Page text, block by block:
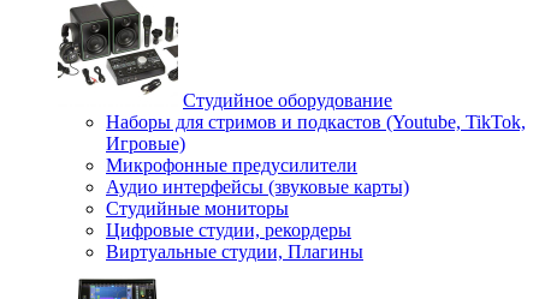
Студийное оборудование
Наборы для стримов и подкастов (Youtube, TikTok,
Игровые)
Микрофонные предусилители
Аудио интерфейсы (звуковые карты)
Студийные мониторы
Цифровые студии, рекордеры
Виртуальные студии, Плагины